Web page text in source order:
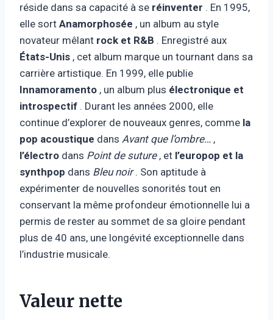
réside dans sa capacité à se réinventer . En 1995,
elle sort Anamorphosée , un album au style
novateur mêlant rock et R&B . Enregistré aux
États-Unis , cet album marque un tournant dans sa
carrière artistique. En 1999, elle publie
Innamoramento , un album plus électronique et
introspectif . Durant les années 2000, elle
continue d’explorer de nouveaux genres, comme la
pop acoustique dans Avant que l’ombre… ,
l’électro dans Point de suture, et l’europop et la
synthpop dans Bleu noir. Son aptitude à
expérimenter de nouvelles sonorités tout en
conservant la même profondeur émotionnelle lui a
permis de rester au sommet de sa gloire pendant
plus de 40 ans, une longévité exceptionnelle dans
l’industrie musicale.
Valeur nette